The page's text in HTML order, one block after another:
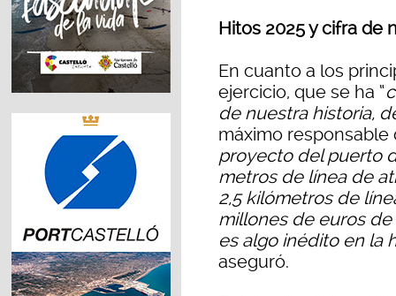
Hitos 2025 y cifra de
En cuanto a los
ejercicio, que se ha “
de nuestra historia,
máximo
proyecto del puerto
metros de línea de
2,5 kilómetros de
millones de euros
es algo inédito en la
aseguró.